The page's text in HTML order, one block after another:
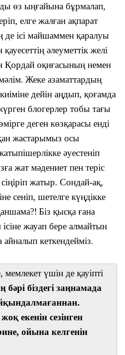
өз ыңғайына бұрмалап,
елге жалған ақпарат
де ісі майшаммен қаралуы
әлеуметтік желі
Қордай оқиғасының немен
Жеке азаматтардың
дейін аңдып, қоғамда
блогерлер тобы тағы
деген көзқарасы енді
жастарымыз осы
әуестеніп
жат мәдениет пен теріс
жатыр. Сондай-ақ,
сеніп, шетелге күңдікке
Біз қысқа ғана
жауап бере алмайтын
айналып кеткендейміз.
үшін де қауіпті
біздегі заңнамада
екенін сезінген
ойына келгенін